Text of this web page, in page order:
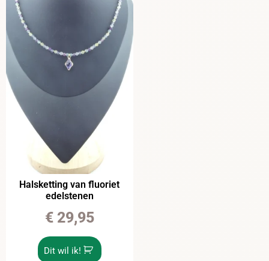
Halsketting van fluoriet
edelstenen
€29,95
Dit wil ik!